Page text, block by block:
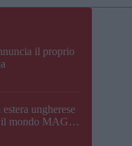
il proprio
ungherese
il mondo MAGA,